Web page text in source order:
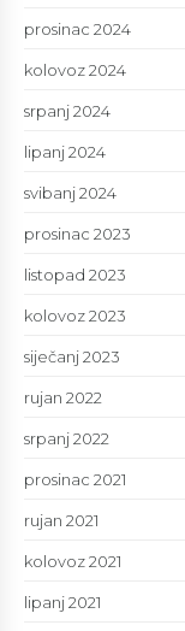
prosinac 2024
kolovoz 2024
srpanj 2024
lipanj 2024
svibanj 2024
prosinac 2023
listopad 2023
kolovoz 2023
siječanj 2023
rujan 2022
srpanj 2022
prosinac 2021
rujan 2021
kolovoz 2021
lipanj 2021